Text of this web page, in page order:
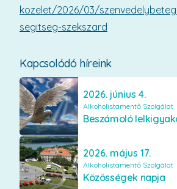
Kapcsolódó híreink
2026. június 4.
Alkoholistamentő Szolgálat
Beszámoló
2026. május 17.
Alkoholistamentő Szolgálat
Közösségek napja
kozelet/2026/03/
segitseg-szekszard